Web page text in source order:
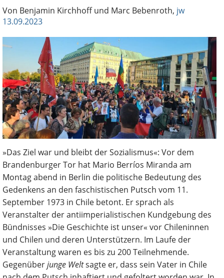
Von Benjamin Kirchhoff und Marc Bebenroth, jw
13.09.2023
»Das Ziel war und bleibt der Sozialismus«: Vor dem
Brandenburger Tor hat Mario Berríos Miranda am
Montag abend in Berlin die politische Bedeutung des
Gedenkens an den faschistischen Putsch vom 11.
September 1973 in Chile betont. Er sprach als
Veranstalter der antiimperialistischen Kundgebung des
Bündnisses »Die Geschichte ist unser« vor Chileninnen
und Chilen und deren Unterstützern. Im Laufe der
Veranstaltung waren es bis zu 200 Teilnehmende.
Gegenüberjunge Weltsagte er, dass sein Vater in Chile